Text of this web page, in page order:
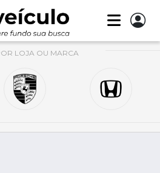
LOJA OU MARCA